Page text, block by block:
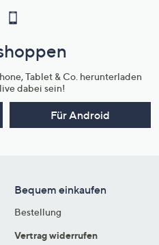
Tablet & Co. herunterladen
dabei sein!
Für Android
Bequem einkaufen
Bestellung
Vertrag widerrufen